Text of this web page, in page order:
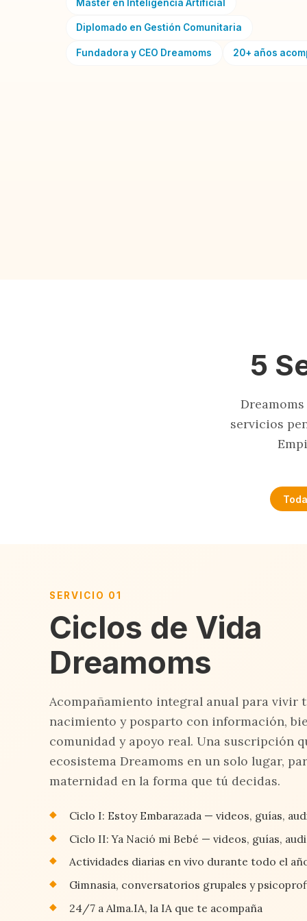
Máster en Inteligencia Artificial
Diplomado en Gestión Comunitaria
Fundadora y CEO Dreamoms 20+ años
5
servicios
SERVICIO 01
Ciclos de Vida
Dreamoms
Acompañamiento integral anual para vivir
nacimiento y posparto con información,
comunidad y apoyo real. Una suscripción
ecosistema Dreamoms en un solo lugar,
maternidad en la forma que tú decidas.
Ciclo I: Estoy Embarazada — videos, guías,
Ciclo II: Ya Nació mi Bebé — videos, guías,
Actividades diarias en vivo durante todo el
Gimnasia, conversatorios grupales y
24/7 a Alma.IA, la IA que te acompaña